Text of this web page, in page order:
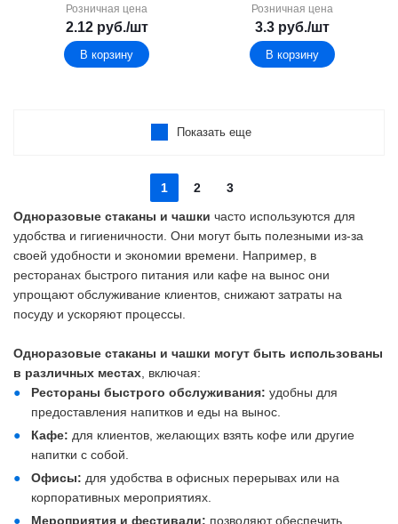
Розничная цена
2.12руб./шт
В корзину
Розничная цена
3.3 руб./шт
В корзину
Показать еще
1 2
3
Одноразовые стаканы и чашки часто используются для
удобства и гигиеничности. Они могут быть полезными из-за
своей удобности и экономии времени. Например, в
ресторанах быстрого питания или кафе на вынос они
упрощают обслуживание клиентов, снижают затраты на
посуду и ускоряют процессы.
Одноразовые стаканы и чашки могут быть использованы
в различных местах , включая:
Рестораны быстрого обслуживания: удобны для
предоставления напитков и еды на вынос.
Кафе: для клиентов, желающих взять кофе или другие
напитки с собой.
Офисы: для удобства в офисных перерывах или на
корпоративных мероприятиях.
Мероприятия и фестивали: позволяют обеспечить